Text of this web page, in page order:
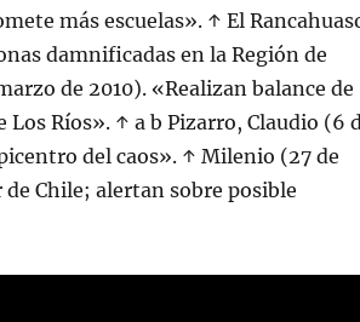
más escuelas». ↑ El
damnificadas en la Región de
de 2010). «Realizan balance de
Ríos». ↑ a b Pizarro, Claudio (6
del caos». ↑ Milenio (27 de
de Chile; alertan sobre posible